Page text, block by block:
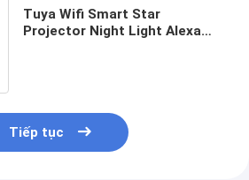
Tuya Wifi Smart Star
Projector Night Light Alexa
Tiếp tục